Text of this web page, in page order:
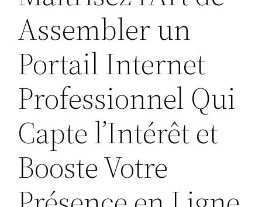
Assembler un
Portail Internet
Professionnel Qui
Capte l’Intérêt et
Booste Votre